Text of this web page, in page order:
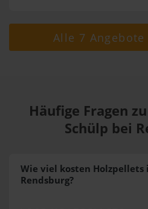
Alle 7 Angebote
Häufige Fragen
Schülp bei
Wie viel kosten Holzpellets
Rendsburg?